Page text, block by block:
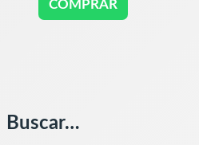
Buscar…
COMPRAR